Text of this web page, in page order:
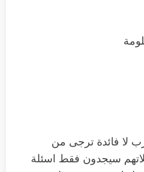
لا فائدة ترجى من
سيجدون فقط اسئلة